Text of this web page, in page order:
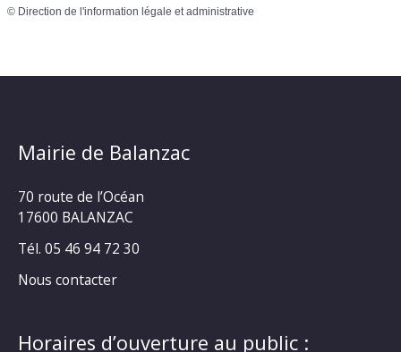
© Direction de l'information légale et administrative
Mairie de Balanzac
70 route de l’Océan
17600 BALANZAC
Tél. 05 46 94 72 30
Nous contacter
Horaires d’ouverture au public :